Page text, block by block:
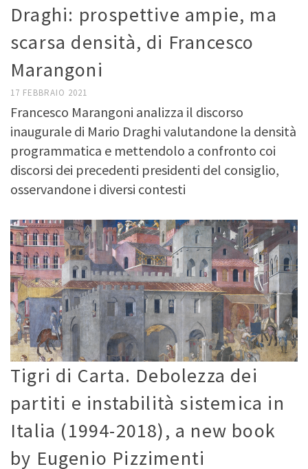
Draghi: prospettive ampie, ma
scarsa densità, di Francesco
Marangoni
17 FEBBRAIO 2021
Francesco Marangoni analizza il discorso
inaugurale di Mario Draghi valutandone la densità
programmatica e mettendolo a confronto coi
discorsi dei precedenti presidenti del consiglio,
osservandone i diversi contesti
Tigri di Carta. Debolezza dei
partiti e instabilità sistemica in
Italia (1994-2018), a new book
by Eugenio Pizzimenti